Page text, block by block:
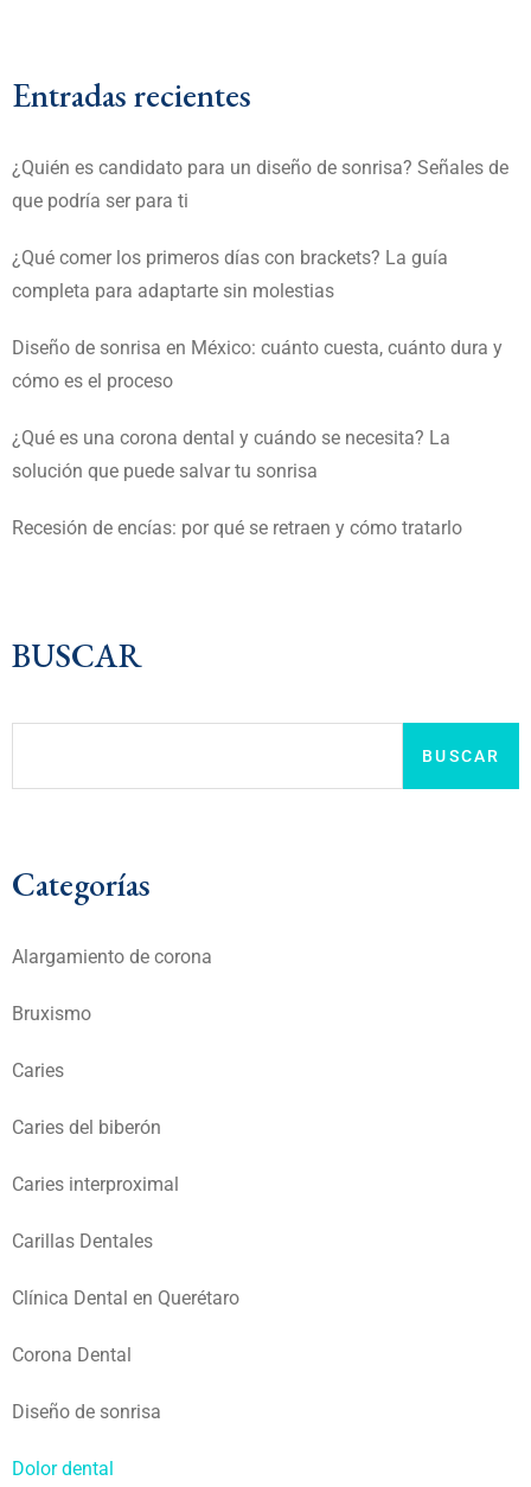
Entradas recientes
¿Quién es candidato para un diseño de sonrisa? Señales de
que podría ser para ti
¿Qué comer los primeros días con brackets? La guía
completa para adaptarte sin molestias
Diseño de sonrisa en México: cuánto cuesta, cuánto dura y
cómo es el proceso
¿Qué es una corona dental y cuándo se necesita? La
solución que puede salvar tu sonrisa
Recesión de encías: por qué se retraen y cómo tratarlo
BUSCAR
BUSCAR
Categorías
Alargamiento de corona
Bruxismo
Caries
Caries del biberón
Caries interproximal
Carillas Dentales
Clínica Dental en Querétaro
Corona Dental
Diseño de sonrisa
Dolor dental